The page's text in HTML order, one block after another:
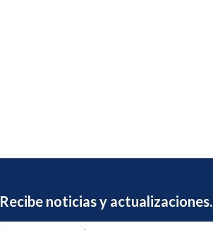
Recibe noticias y actualizaciones.